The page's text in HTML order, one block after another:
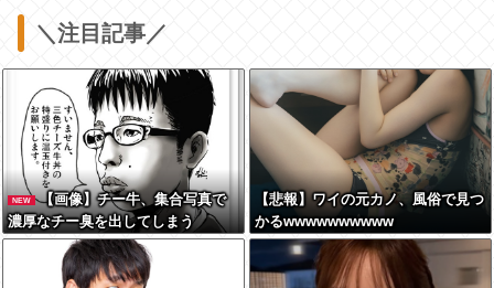
＼注目記事／
NEW
【画像】チー牛、集合写真で
濃厚なチー臭を出してしまう
【悲報】ワイの元カノ、風俗で見つ
かるwwwwwwwwww